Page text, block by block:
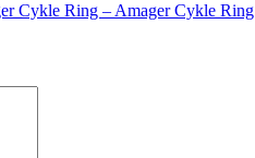
Cykle Ring – Amager Cykle Ring